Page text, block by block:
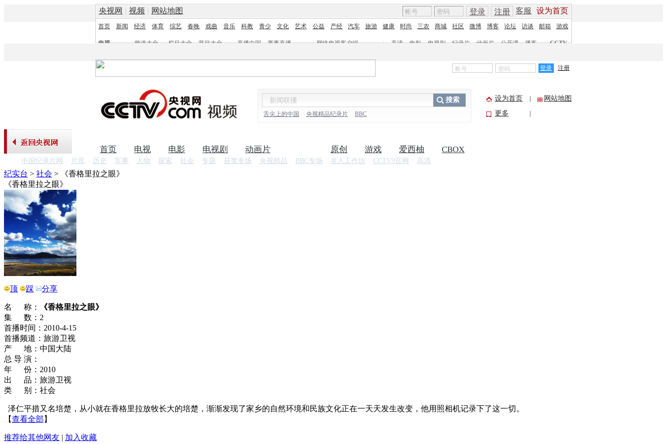
央视网 | 视频 | 网站地图 客服 设为首页
登录 注册
首页 新闻 经济 体育 综艺 春晚 戏曲 音乐 科教 青少 文化 艺术 公益 产经 汽车 旅游 健康 时尚 三农 商城 社区 微博 博客 论坛 访谈 邮箱 游戏
电视 频道大全 栏目大全 节目大全 直播中国 赛事直播 网络电视客户端 | 高清 电影 电视剧 纪录片 动画片 公开课 播客 |
CCTV
登录 注册
搜索
舌尖上的中国 央视精品纪录片 BBC
设为首页
网站地图
更多
首页 电视 电影 电视剧 动画片
中国纪录片网 片库 历史 军事 人物 探索 社会 专题 获奖专场 央视精品 BBC专场 名人工作坊 CCTV9官网 高清
原创 游戏 爱西柚 CBOX
纪实台 > 社会 >
《香格里拉之眼》
《香格里拉之眼》
顶 踩 分享
名 称：
《香格里拉之眼》
集 数：2
首播时间：2010-4-15
首播频道：旅游卫视
产 地：中国大陆
总 导 演：
年 份：2010
出 品：旅游卫视
类 别：社会
泽仁平措又名培楚，从小就在香格里拉放牧长大的培楚，渐渐发现了家乡的自然环境和民族文化正在一天天发生改变，他用照相机记录下了这一切。
【查看全部 】
推荐给其他网友 | 加入收藏